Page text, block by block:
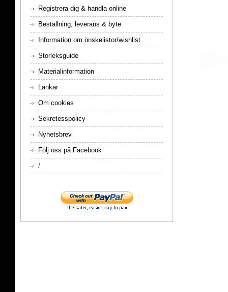
Registrera dig & handla online
Beställning, leverans & byte
Information om önskelistor/wishlist
Storleksguide
Materialinformation
Länkar
Om cookies
Sekretesspolicy
Nyhetsbrev
Följ oss på Facebook
/